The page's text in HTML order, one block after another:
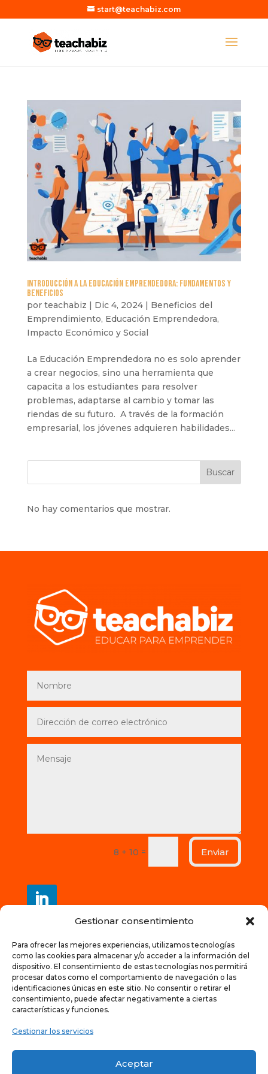
Gestionar consentimiento
Para ofrecer las mejores experiencias, utilizamos tecnologías
como las cookies para almacenar y/o acceder a la información del
dispositivo. El consentimiento de estas tecnologías nos permitirá
procesar datos como el comportamiento de navegación o las
identificaciones únicas en este sitio. No consentir o retirar el
consentimiento, puede afectar negativamente a ciertas
características y funciones.
Gestionar los servicios
Aceptar
start@teachabiz.com
Introducción a la Educación Emprendedora: Fundamentos y
Beneficios
por teachabiz | Dic 4, 2024| Beneficios del
Emprendimiento, Educación Emprendedora,
Impacto Económico y Social
La Educación Emprendedora no es solo aprender
a crear negocios, sino una herramienta que
capacita a los estudiantes para resolver
problemas, adaptarse al cambio y tomar las
riendas de su futuro. A través de la formación
empresarial, los jóvenes adquieren habilidades...
Buscar
No hay comentarios que mostrar.
8 + 10 = Enviar
Contacto
+34 628147973
start@teachabiz.com
Política de privacidad | Aviso legal | Cookies